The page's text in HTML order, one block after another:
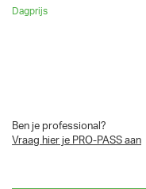
Ben je professional?
Vraag hier je PRO-PASS aan